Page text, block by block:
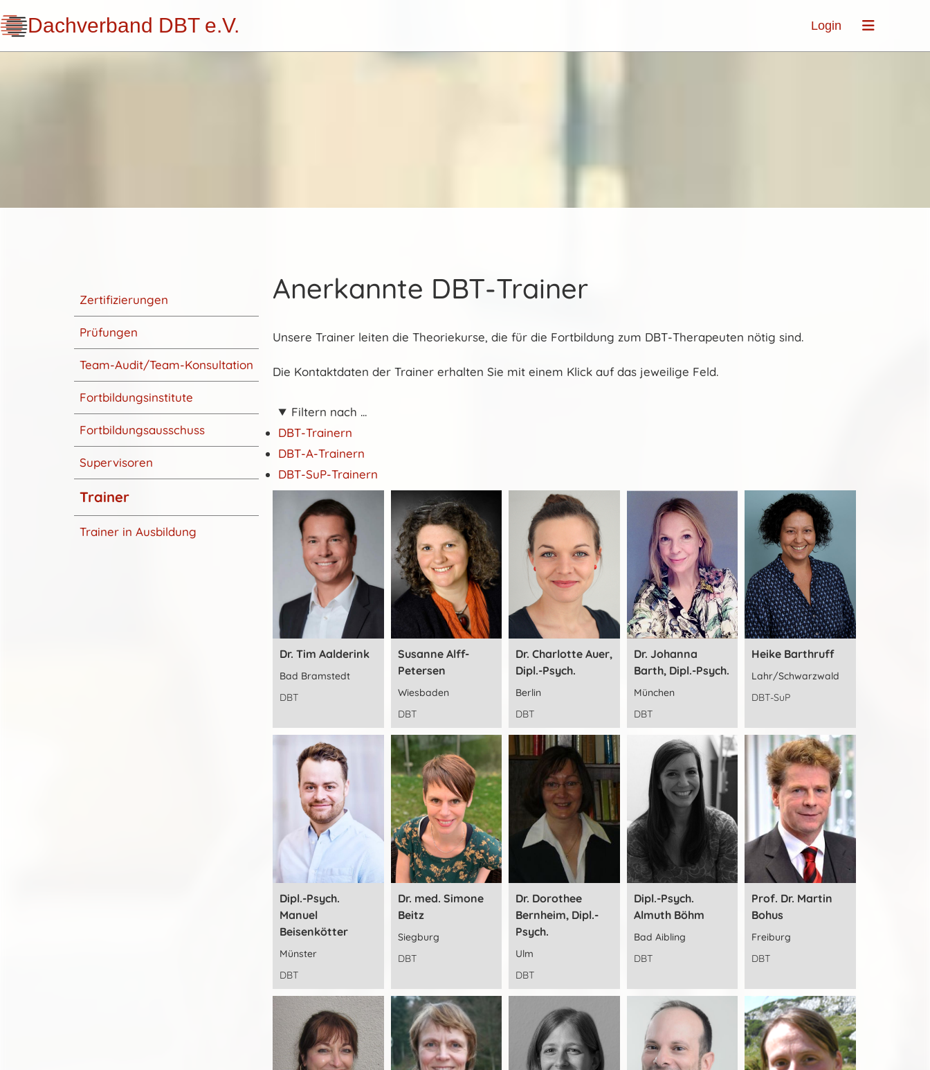
Dachverband DBT e.V. Login
Zertifizierungen
Prüfungen
Team-Audit/Team-Konsultation
Fortbildungsinstitute
Fortbildungsausschuss
Supervisoren
Trainer
Trainer in Ausbildung
Anerkannte DBT-Trainer
Unsere Trainer leiten die Theoriekurse, die für die Fortbildung zum DBT-Therapeuten nötig sind.
Die Kontaktdaten der Trainer erhalten Sie mit einem Klick auf das jeweilige Feld.
Filtern nach ...
DBT-Trainern
DBT-A-Trainern
DBT-SuP-Trainern
Dr. Tim Aalderink
Bad Bramstedt
DBT
Susanne Alff-
Petersen
Wiesbaden
DBT
Dr. Charlotte Auer,
Dipl.-Psych.
Berlin
DBT
Dr. Johanna
Barth, Dipl.-Psych.
München
DBT
Heike Barthruff
Lahr/Schwarzwald
DBT-SuP
Dipl.-Psych.
Manuel
Beisenkötter
Münster
DBT
Dr. med. Simone
Beitz
Siegburg
DBT
Dr. Dorothee
Bernheim, Dipl.-
Psych.
Ulm
DBT
Dipl.-Psych.
Almuth Böhm
Bad Aibling
DBT
Prof. Dr. Martin
Bohus
Freiburg
DBT